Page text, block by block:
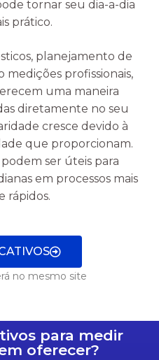
tornar seu dia-a-dia
prático.
planejamento de
medições profissionais,
uma maneira
diretamente no seu
cresce devido à
que proporcionam.
ser úteis para
em processos mais
rápidos.
no mesmo site
para medir
oferecer?